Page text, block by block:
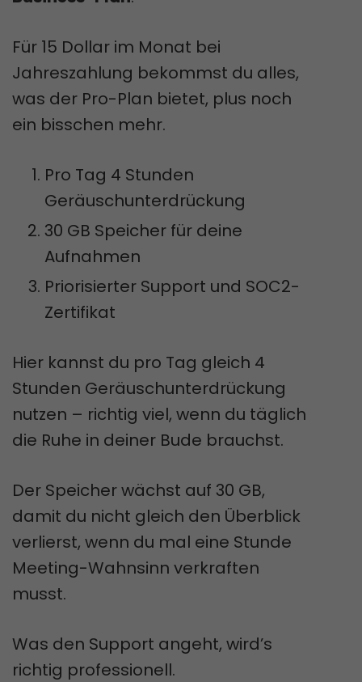
Für 15 Dollar im Monat bei
Jahreszahlung bekommst du alles,
was der Pro-Plan bietet, plus noch
ein bisschen mehr.
Pro Tag 4 Stunden
Geräuschunterdrückung
30 GB Speicher für deine
Aufnahmen
Priorisierter Support und SOC2-
Zertifikat
Hier kannst du pro Tag gleich 4
Stunden Geräuschunterdrückung
nutzen – richtig viel, wenn du täglich
die Ruhe in deiner Bude brauchst.
Der Speicher wächst auf 30 GB,
damit du nicht gleich den Überblick
verlierst, wenn du mal eine Stunde
Meeting-Wahnsinn verkraften
musst.
Was den Support angeht, wird’s
richtig professionell.